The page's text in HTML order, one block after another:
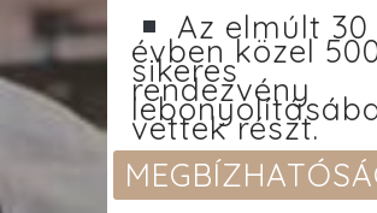
Az elmúlt 30
évben közel
sikeres
rendezvény
vettek részt.